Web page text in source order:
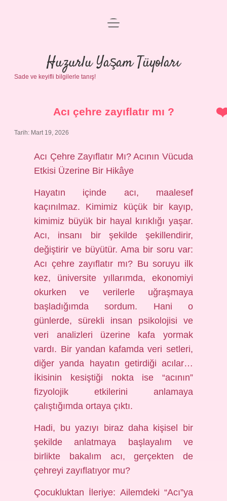
Anasayfa
Gizlilik Politikası
Yasal Uyarı
menüyü
Huzurlu Yaşam Tüyoları
Sade ve keyifli bilgilerle tanış!
Acı çehre zayıflatır mı ?
Tarih: Mart 19, 2026
Acı Çehre Zayıflatır Mı? Acının Vücuda
Etkisi Üzerine Bir Hikâye
Hayatın içinde acı, maalesef
kaçınılmaz. Kimimiz küçük bir kayıp,
kimimiz büyük bir hayal kırıklığı yaşar.
Acı, insanı bir şekilde şekillendirir,
değiştirir ve büyütür. Ama bir soru var:
Acı çehre zayıflatır mı? Bu soruyu ilk
kez, üniversite yıllarımda, ekonomiyi
okurken ve verilerle uğraşmaya
başladığımda sordum. Hani o
günlerde, sürekli insan psikolojisi ve
veri analizleri üzerine kafa yormak
vardı. Bir yandan kafamda veri setleri,
diğer yanda hayatın getirdiği acılar…
İkisinin kesiştiği nokta ise “acının”
fizyolojik etkilerini anlamaya
çalıştığımda ortaya çıktı.
Hadi, bu yazıyı biraz daha kişisel bir
şekilde anlatmaya başlayalım ve
birlikte bakalım acı, gerçekten de
çehreyi zayıflatıyor mu?
Çocukluktan İleriye: Ailemdeki “Acı”ya